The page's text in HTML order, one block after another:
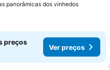
panorâmicas dos vinhedos
preços
Ver preços